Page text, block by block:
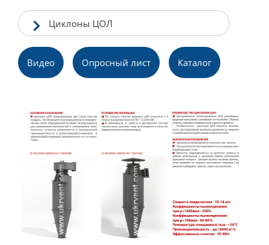
Циклоны ЦОЛ
Видео Опросный лист Каталог